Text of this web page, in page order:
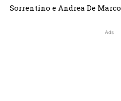
Sorrentino e Andrea De Marco
Ads